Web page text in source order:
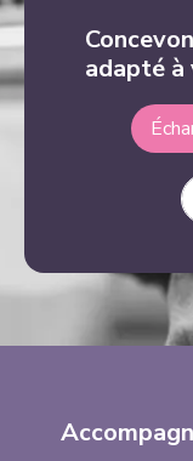
adapté